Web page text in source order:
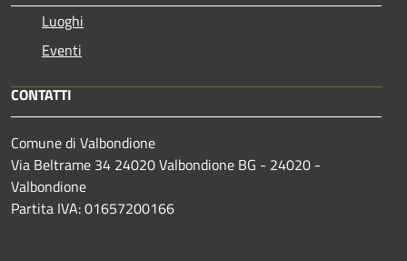
Luoghi
Eventi
CONTATTI
Comune di Valbondione
Via Beltrame 34 24020 Valbondione BG - 24020 -
Valbondione
Partita IVA: 01657200166